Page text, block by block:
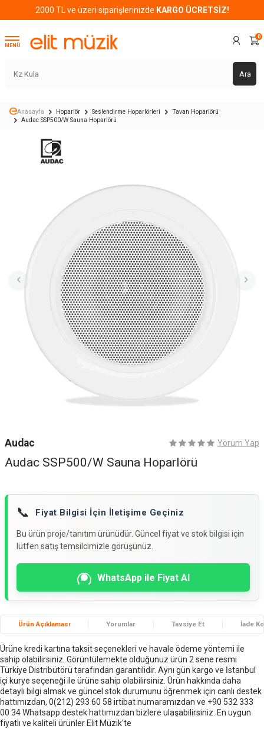
2000 TL ve üzeri siparişlerinizde KARGO ÜCRETSİZ!
MENÜ
Ara
0
Anasayfa Hoparlör Seslendirme Hoparlörleri
Tavan Hoparlörü
Audac SSP500/W Sauna Hoparlörü
Audac Yorum Yap
Audac SSP500/W Sauna Hoparlörü
📞 Fiyat Bilgisi İçin İletişime Geçiniz
Bu ürün proje/tanıtım ürünüdür. Güncel fiyat ve stok bilgisi için
lütfen satış temsilcimizle görüşünüz.
WhatsApp ile Fiyat Al
Ürün Açıklaması Yorumlar Tavsiye Et İade
Ürüne kredi kartına taksit seçenekleri ve havale ödeme yöntemi ile
sahip olabilirsiniz. Görüntülemekte olduğunuz ürün 2 sene resmi
Türkiye Distribütörü tarafından garantilidir. Aynı gün kargo ve İstanbul
içi kurye seçeneği ile ürüne sahip olabilirsiniz. Ürün hakkında daha
detaylı bilgi almak ve güncel stok durumunu öğrenmek için canlı destek
hattımızdan, 0(212) 293 60 58 irtibat numaramızdan ve +90 532 333
00 34 Whatsapp destek hattımızdan bizlere ulaşabilirsiniz. En uygun
fiyatlı ve kaliteli ürünler Elit Müzik'te